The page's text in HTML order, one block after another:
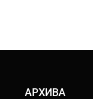
АРХИВА